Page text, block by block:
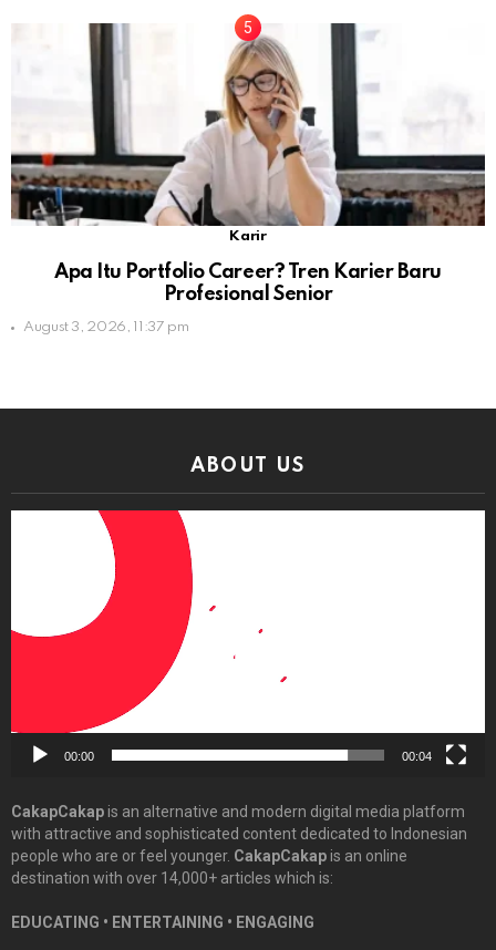
Karir
Apa Itu Portfolio Career? Tren Karier Baru
Profesional Senior
August 3, 2026, 11:37 pm
ABOUT US
00:00 00:04
CakapCakapis an alternative and modern digital media platform
with attractive and sophisticated content dedicated to Indonesian
people who are or feel younger. CakapCakapis an online
destination with over 14,000+ articles which is:
EDUCATING • ENTERTAINING • ENGAGING